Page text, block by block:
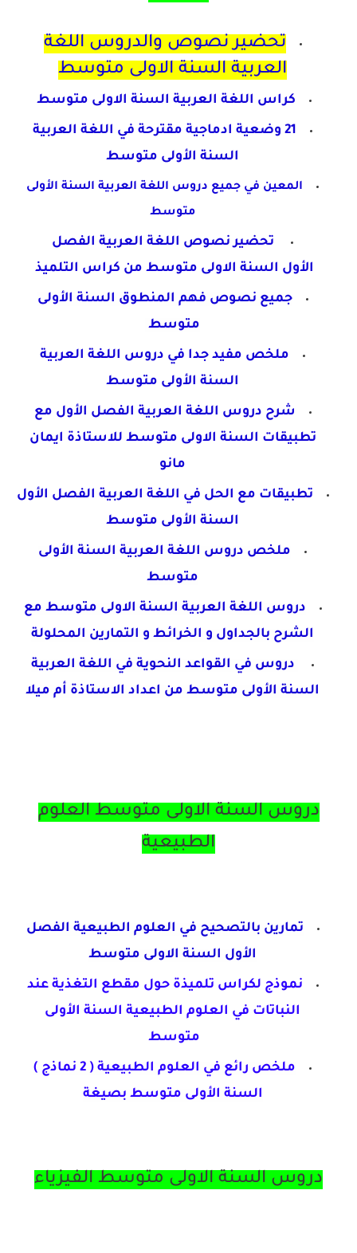
تحضير نصوص والدروس اللغة
العربية السنة الاولى متوسط
كراس اللغة العربية السنة الاولى متوسط
21 وضعية ادماجية مقترحة في اللغة العربية
السنة الأولى متوسط
المعين في جميع دروس اللغة العربية السنة الأولى
متوسط
تحضير نصوص اللغة العربية الفصل
الأول السنة الاولى متوسط من كراس التلميذ
جميع نصوص فهم المنطوق السنة الأولى
متوسط
ملخص مفيد جدا في دروس اللغة العربية
السنة الأولى متوسط
شرح دروس اللغة العربية الفصل الأول مع
تطبيقات السنة الاولى متوسط للاستاذة ايمان
مانو
تطبيقات مع الحل في اللغة العربية الفصل الأول
السنة الأولى متوسط
ملخص دروس اللغة العربية السنة الأولى
متوسط
دروس اللغة العربية السنة الاولى متوسط مع
الشرح بالجداول و الخرائط و التمارين المحلولة
دروس في القواعد النحوية في اللغة العربية
السنة الأولى متوسط من اعداد الاستاذة أم ميلا
دروس السنة الاولى متوسط العلوم
الطبيعية
تمارين بالتصحيح في العلوم الطبيعية الفصل
الأول السنة الاولى متوسط
نموذج لكراس تلميذة حول مقطع التغذية عند
النباتات في العلوم الطبيعية السنة الأولى
متوسط
ملخص رائع في العلوم الطبيعية ( 2 نماذج )
السنة الأولى متوسط بصيغة
دروس السنة الاولى متوسط الفيزياء